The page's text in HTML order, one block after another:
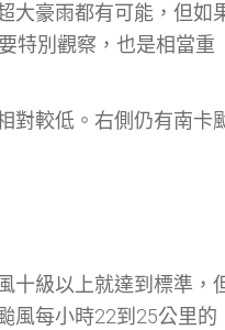
大豪雨都有可能，但如
特別觀察，也是相當重
對較低。右側仍有南卡
十級以上就達到標準，
風每小時22到25公里的